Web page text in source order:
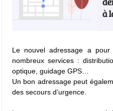
Le nouvel adressage a
nombreux services :
optique, guidage GPS…
Un bon adressage peut
des secours d’urgence.